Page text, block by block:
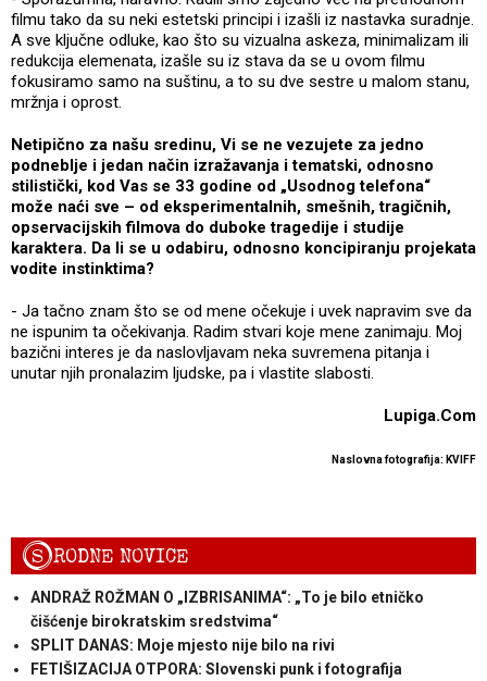
filmu tako da su neki estetski principi i izašli iz nastavka suradnje.
A sve ključne odluke, kao što su vizualna askeza, minimalizam ili
redukcija elemenata, izašle su iz stava da se u ovom filmu
fokusiramo samo na suštinu, a to su dve sestre u malom stanu,
mržnja i oprost.
Netipično za našu sredinu, Vi se ne vezujete za jedno
podneblje i jedan način izražavanja i tematski, odnosno
stilistički, kod Vas se 33 godine od „Usodnog telefona“
može naći sve – od eksperimentalnih, smešnih, tragičnih,
opservacijskih filmova do duboke tragedije i studije
karaktera. Da li se u odabiru, odnosno koncipiranju projekata
vodite instinktima?
- Ja tačno znam što se od mene očekuje i uvek napravim sve da
ne ispunim ta očekivanja. Radim stvari koje mene zanimaju. Moj
bazični interes je da naslovljavam neka suvremena pitanja i
unutar njih pronalazim ljudske, pa i vlastite slabosti.
Lupiga.Com
Naslovna fotografija: KVIFF
SRODNE NOVICE
ANDRAŽ ROŽMAN O „IZBRISANIMA“: „To je bilo etničko
čišćenje birokratskim sredstvima“
SPLIT DANAS: Moje mjesto nije bilo na rivi
FETIŠIZACIJA OTPORA: Slovenski punk i fotografija